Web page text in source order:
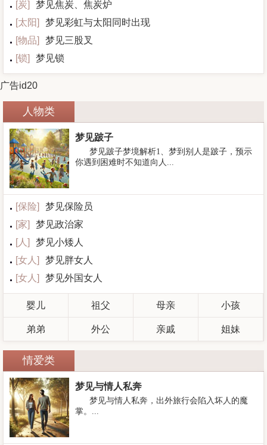
[炭]
梦见焦炭、焦炭炉
[太阳]
梦见彩虹与太阳同时出现
[物品]
梦见三股叉
[锁] 梦见锁
广告id20
人物类
梦见跛子
梦见跛子梦境解析1、梦到别人是跛子，预示
你遇到困难时不知道向人...
[保险]
梦见保险员
[家]
梦见政治家
[人 ]
梦见小矮人
[女人 ]
梦见胖女人
[女人 ] 梦见外国女人
婴儿 祖父 母亲 小孩
弟弟 外公 亲戚 姐妹
情爱类
梦见与情人私奔
梦见与情人私奔，出外旅行会陷入坏人的魔
掌。...